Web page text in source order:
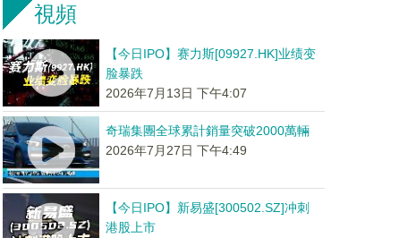
視頻
【今日IPO】赛力斯[09927.HK]业绩变
脸暴跌
2026年7月13日 下午4:07
奇瑞集團全球累計銷量突破2000萬輛
2026年7月27日 下午4:49
【今日IPO】新易盛[300502.SZ]冲刺
港股上市